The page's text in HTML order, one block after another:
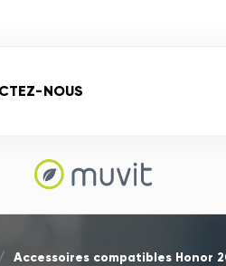
NOUS
/ Accessoires compatibles Honor